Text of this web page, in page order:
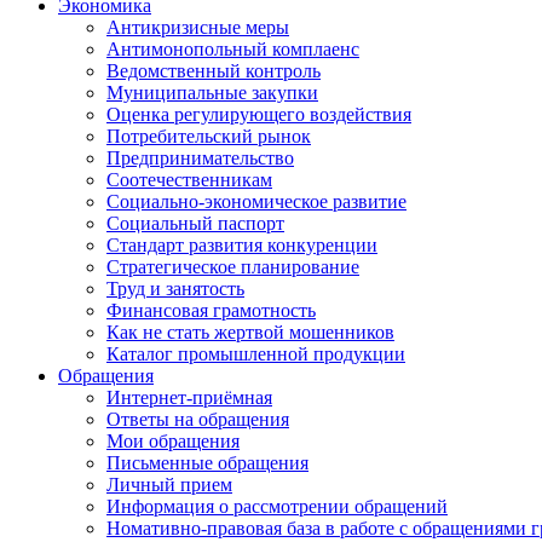
Экономика
Антикризисные меры
Антимонопольный комплаенс
Ведомственный контроль
Муниципальные закупки
Оценка регулирующего воздействия
Потребительский рынок
Предпринимательство
Соотечественникам
Социально-экономическое развитие
Социальный паспорт
Стандарт развития конкуренции
Стратегическое планирование
Труд и занятость
Финансовая грамотность
Как не стать жертвой мошенников
Каталог промышленной продукции
Обращения
Интернет-приёмная
Ответы на обращения
Мои обращения
Письменные обращения
Личный прием
Информация о рассмотрении обращений
Номативно-правовая база в работе с обращениями